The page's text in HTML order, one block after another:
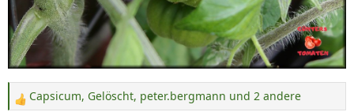
R
Capsicum, Gelöscht, peter.bergmann und 2 andere